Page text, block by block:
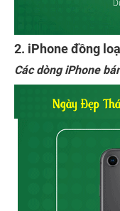
2. iPhone đồng
Các dòng iPhone